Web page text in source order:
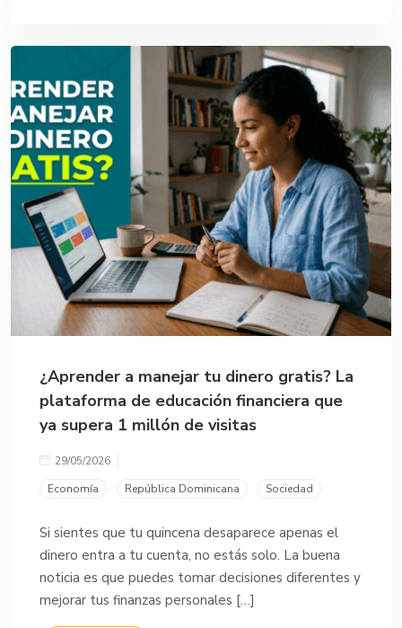
¿Aprender a manejar tu dinero gratis? La
plataforma de educación financiera que
ya supera 1 millón de visitas
29/05/2026
Economía
República Dominicana Sociedad
Si sientes que tu quincena desaparece apenas el
dinero entra a tu cuenta, no estás solo. La buena
noticia es que puedes tomar decisiones diferentes y
mejorar tus finanzas personales […]